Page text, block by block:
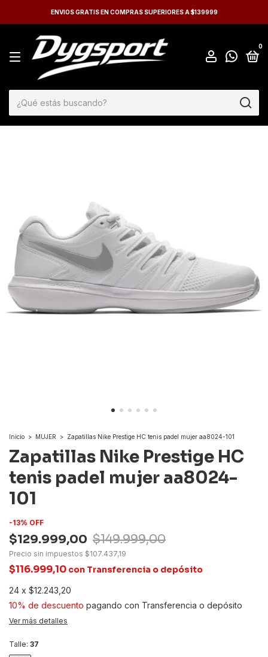
ENVIOS GRATIS EN COMPRAS SUPERIORES A $139999
0
Inicio > MUJER > Zapatillas Nike Prestige HC tenis padel mujer aa8024-101
Zapatillas Nike Prestige HC
tenis padel mujer aa8024-
101
-13% OFF
$129.999,00 $149.999,00
Precio sin impuestos $107.437,19
$116.999,10 con Transferencia o depósito
24 x $12.243,20
10% de descuento pagando con Transferencia o depósito
Ver más detalles
Talle: 37